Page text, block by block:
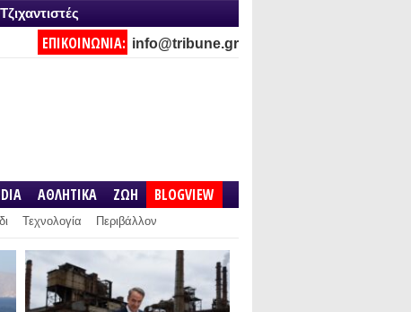
Τζιχαντιστές
ΕΠΙΚΟΙΝΩΝΙΑ: info@tribune.gr
ΑΘΛΗΤΙΚΑ ΖΩΗ BLOGVIEW
Τεχνολογία Περιβάλλον